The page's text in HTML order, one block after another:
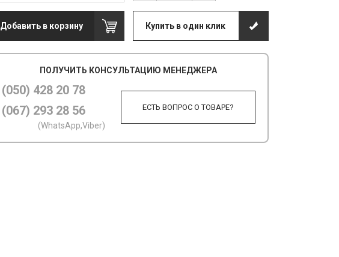
Добавить в корзину Купить в один клик
ПОЛУЧИТЬ КОНСУЛЬТАЦИЮ МЕНЕДЖЕРА
(050) 428 20 78
(067) 293 28 56
(WhatsApp,Viber)
ЕСТЬ ВОПРОС О ТОВАРЕ?